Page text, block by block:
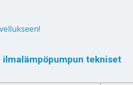
ilmalämpöpumpun tekniset